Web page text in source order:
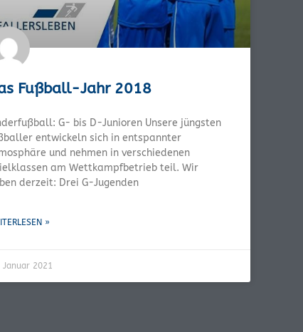
Fußball-Jahr 2018
G- bis D-Junioren Unsere jüngsten
entwickeln sich in entspannter
und nehmen in verschiedenen
am Wettkampfbetrieb teil. Wir
derzeit: Drei G-Jugenden
»
Januar 2021